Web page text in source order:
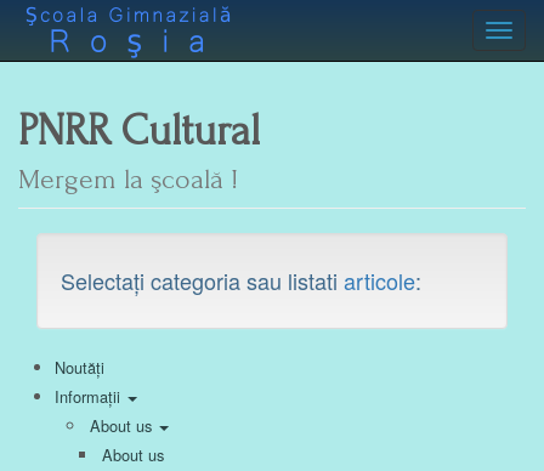
PNRR Cultural
Mergem la şcoală !
Selectați categoria sau listati articole:
Noutăți
Informații
About us
About us